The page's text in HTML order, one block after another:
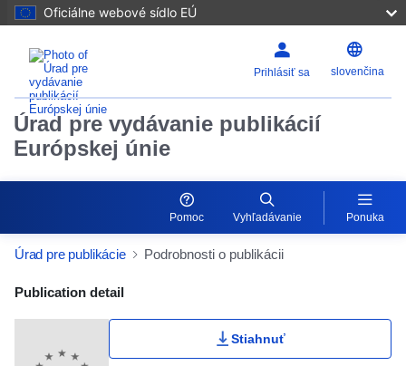
Oficiálne webové sídlo EÚ
Prihlásiť sa slovenčina
Úrad pre vydávanie publikácií
Európskej únie
Pomoc Vyhľadávanie Ponuka
Úrad pre publikácie Podrobnosti o publikácii
Publication Detail Actions Portlet
Publication detail
Stiahnuť